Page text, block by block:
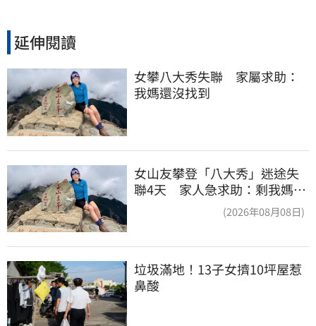
延伸閱讀
女攀八大秀失聯　家屬求助：
我媽還沒找到
女山友攀登「八大秀」迷途失
聯4天 家人急求助：剩我媽還
(2026年08月08日)
垃圾滿地！13子女擠10坪屋惹
鼻酸